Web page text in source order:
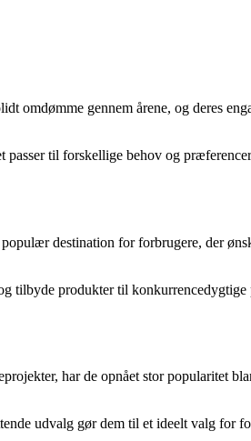
omdømme gennem årene, og deres
til forskellige behov og
destination for forbrugere, der
tilbyde produkter til konkurrencedygtige
har de opnået stor popularitet
udvalg gør dem til et ideelt valg for